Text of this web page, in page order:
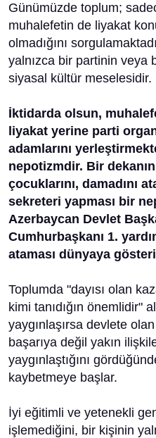
Günümüzde toplum;
muhalefetin de liyakat
olmadığını
yalnızca bir partinin veya
siyasal kültür meselesidir.
İktidarda olsun,
liyakat yerine parti
adamlarını
nepotizmdir. Bir
çocuklarını, damadını
sekreteri yapması bir
Azerbaycan Devlet
Cumhurbaşkanı 1.
ataması dünyaya
Toplumda "dayısı olan
kimi tanıdığın önemlidir"
yaygınlaşırsa devlete
başarıya değil yakın
yaygınlaştığını
kaybetmeye başlar.
İyi eğitimli ve yetenekli
işlemediğini, bir kişinin